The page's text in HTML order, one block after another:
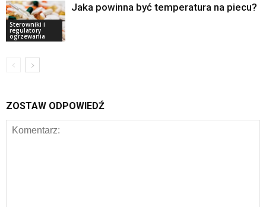
Sterowniki i
regulatory
ogrzewania
Jaka powinna być temperatura na piecu?
ZOSTAW ODPOWIEDŹ